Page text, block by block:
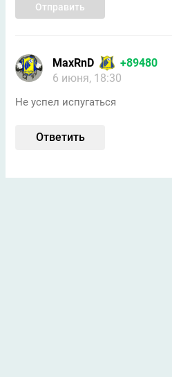
Отправить
MaxRnD
+89480
6 июня, 18:30
Не успел испугаться
Ответить